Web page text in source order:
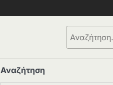
Αναζήτηση
για:
Αναζήτηση